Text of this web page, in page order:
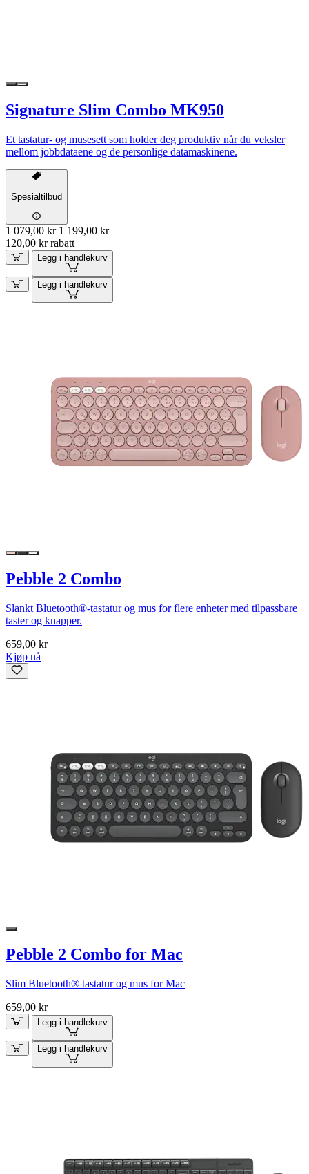
Signature Slim Combo MK950
Et tastatur- og musesett som holder deg produktiv når du veksler
mellom jobbdataene og de personlige datamaskinene.
Spesialtilbud
1 079,00 kr 1 199,00 kr
120,00 kr rabatt
Legg i handlekurv
Legg i handlekurv
Pebble 2 Combo
Slankt Bluetooth®-tastatur og mus for flere enheter med tilpassbare
taster og knapper.
659,00 kr
Kjøp nå
Pebble 2 Combo for Mac
Slim Bluetooth® tastatur og mus for Mac
659,00 kr
Legg i handlekurv
Legg i handlekurv